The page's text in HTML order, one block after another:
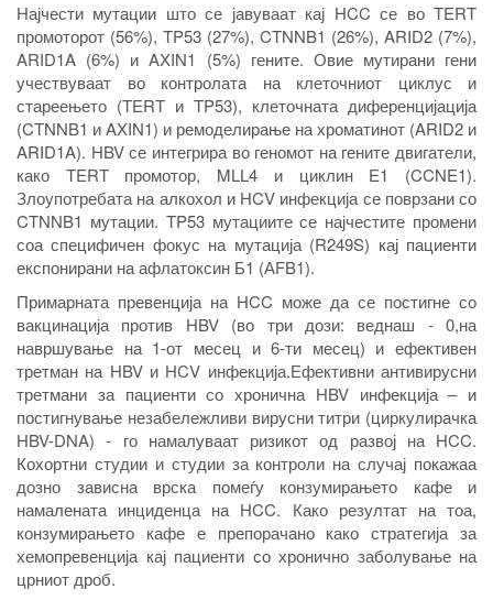
Најчести мутации што се јавуваат кај HCC се во TERT
промоторот (56%), TP53 (27%), CTNNB1 (26%), ARID2 (7%),
ARID1A (6%) и AXIN1 (5%) гените. Овие мутирани гени
учествуваат во контролата на клеточниот циклус и
стареењето (TERT и TP53), клеточната диференцијација
(CTNNB1 и AXIN1) и ремоделирање на хроматинот (ARID2 и
ARID1A). HBVсе интегрира во геномот на гените двигатели,
како TERT промотор, MLL4 и циклин E1 (CCNE1).
Злоупотребата на алкохол и HCV инфекција се поврзани со
CTNNB1 мутации. TP53 мутациите се најчестите промени
соа специфичен фокус на мутација (R249S) кај пациенти
експонирани на афлатоксин Б1 (АFB1).
Примарната превенција на HCC може да се постигне со
вакцинација против HBV (во три дози: веднаш - 0,на
навршување на 1-от месец и 6-ти месец) и ефективен
третман на HBVи HCV инфекција.Ефективни антивирусни
третмани за пациенти со хронична HBV инфекција – и
постигнување незабележливи вирусни титри (циркулирачка
HBV-DNA) - го намалуваат ризикот од развој на HCC.
Кохортни студии и студии за контроли на случај покажаа
дозно зависна врска помеѓу конзумирањето кафе и
намалената инциденца на HCC. Како резултат на тоа,
конзумирањето кафе е препорачано како стратегија за
хемопревенција кај пациенти со хронично заболување на
црниот дроб.